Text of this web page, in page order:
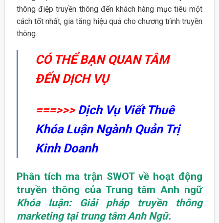
thông điệp truyền thông đến khách hàng mục tiêu một
cách tốt nhất, gia tăng hiệu quả cho chương trình truyền
thông.
CÓ THỂ BẠN QUAN TÂM
ĐẾN DỊCH VỤ
===>>>Dịch Vụ Viết Thuê
Khóa Luận Ngành Quản Trị
Kinh Doanh
Phân tích ma trận SWOT về hoạt động
truyền thông của Trung tâm Anh ngữ
Khóa luận: Giải pháp truyền thông
marketing tại trung tâm Anh Ngữ.